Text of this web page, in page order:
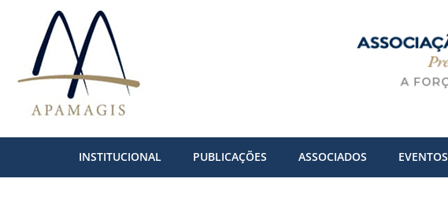
conteúdo
INSTITUCIONAL PUBLICAÇÕES ASSOCIADOS EVENTOS